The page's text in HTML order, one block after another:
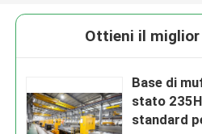
Ottieni il miglior
Base di
stato
standard